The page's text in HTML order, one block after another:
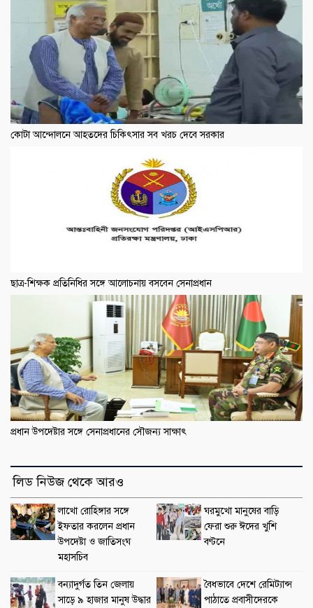
কোটা আন্দোলনে আহতদের চিকিৎসার সব খরচ দেবে সরকার
ছাত্র-শিক্ষক প্রতিনিধির সঙ্গে আলোচনায় বসবেন সেনাপ্রধান
প্রধান উপদেষ্টার সঙ্গে সেনাপ্রধানের সৌজন্য সাক্ষাৎ
লিড নিউজ থেকে আরও
লাখো রোহিঙ্গার সঙ্গে
ইফতার করলেন প্রধান
উপদেষ্টা ও জাতিসংঘ
মহাসচিব
ঘরমুখো মানুষের বাড়ি
ফেরা শুরু ঈদের খুশি
বণ্টনে
বন্যাদুর্গত তিন জেলায়
সাড়ে ৯ হাজার মানুষ উদ্ধার
বৈধভাবে দেশে রেমিট্যান্স
পাঠাতে প্রবাসীদেরকে